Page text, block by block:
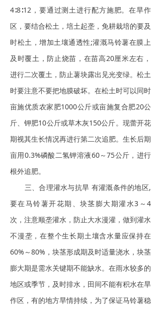
4∶8∶12，要通过测土进行配方施肥。在旱作
区，要结合松土，培土起垄，免耕栽培的要及
时松土，增加土壤通透性;灌溉马铃薯在膜上
及时覆土，防止烧苗，在苗高20厘米左右，
进行二次覆土，防止薯块露出见光变绿。松土
时要注意不要把地膜破坏。在松土时可以同时
亩施优质农家肥1000公斤或亩施复合肥20公
斤、钾肥10公斤或草木灰150公斤。现蕾开花
期视其生长情况再进行第二次追肥。生长后期
亩用0.3%磷酸二氢钾溶液60～75公斤，进行
根外追肥。
三、合理灌水与抗旱 有灌溉条件的地区,
要在马铃薯开花期、块茎膨大期灌水3～4
次，注意顺垄灌水，防止大水漫灌，做到灌水
不漫垄，在整个生长期土壤含水量应保持在
60%～80%，块茎形成期及时适量浇水，块茎
膨大期是需水关键期不能缺水。在雨水较多的
地区或季节，及时排水，田间不能有积水在旱
作区，有的地方旱情持续，为了保证马铃薯稳